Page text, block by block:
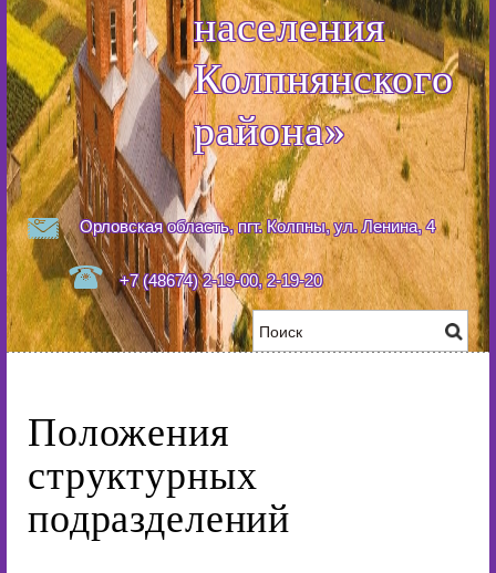
населения
Колпнянского
района»
Орловская область, пгт. Колпны, ул. Ленина, 4
+7 (48674) 2-19-00, 2-19-20
Положения
структурных
подразделений